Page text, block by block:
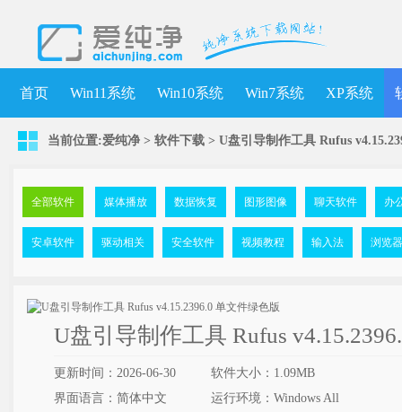
首页 Win11系统 Win10系统 Win7系统 XP系统
当前位置:爱纯净 > 软件下载 > U盘引导制作工具 Rufus
全部软件 媒体播放 数据恢复 图形图像 聊天软件 办
安卓软件 驱动相关 安全软件 视频教程 输入法 浏览器
U盘引导制作工具 Rufus
更新时间：2026-06-30
软件大小：1.09MB
界面语言：简体中文
运行环境：Windows All